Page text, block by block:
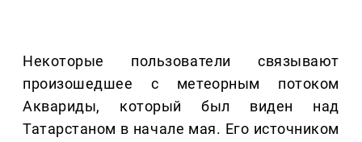
Некоторые пользователи связывают
произошедшее с метеорным потоком
Аквариды, который был виден над
Татарстаном в начале мая. Его источником